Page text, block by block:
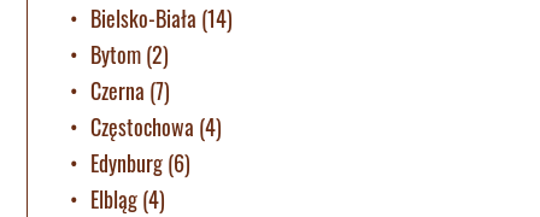
Bielsko-Biała (14)
Bytom(2)
Czerna (7)
Częstochowa (4)
Edynburg(6)
Elbląg(4)